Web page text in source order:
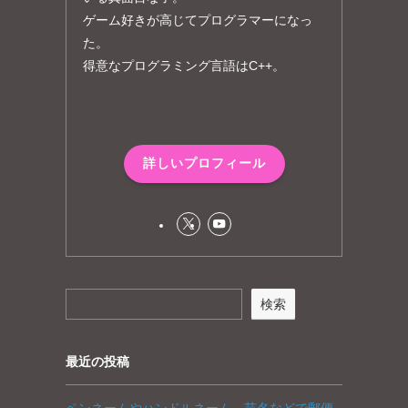
ゲーム好きが高じてプログラマーになっ
た。
得意なプログラミング言語はC++。
詳しいプロフィール
検索
最近の投稿